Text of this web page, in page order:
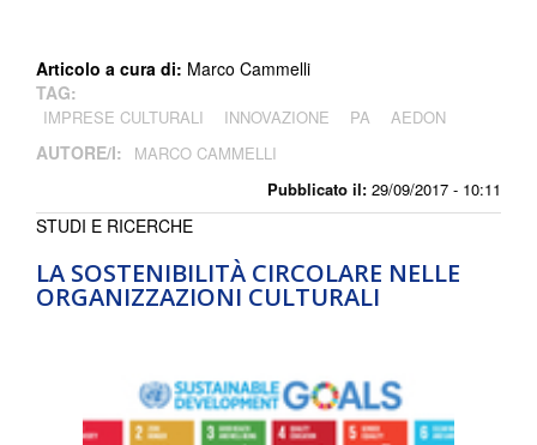
Pubblicato il: 29/09/2017 - 10:11
Articolo a cura di: Marco Cammelli
TAG:
IMPRESE CULTURALI INNOVAZIONE PA AEDON
AUTORE/I: MARCO CAMMELLI
LA SOSTENIBILITÀ CIRCOLARE NELLE
ORGANIZZAZIONI CULTURALI
STUDI E RICERCHE